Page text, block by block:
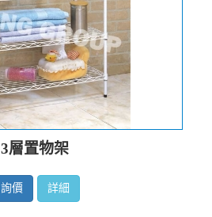
3層置物架
詢價 詳細